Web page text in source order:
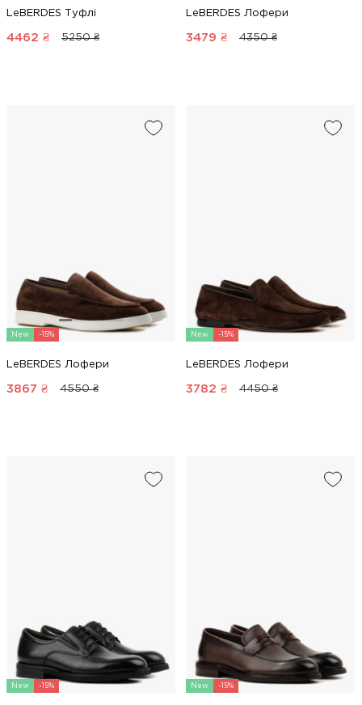
LeBERDES Туфлі
4462 ₴ 5250 ₴
LeBERDES Лофери
3479 ₴ 4350 ₴
New -15%
LeBERDES Лофери
3867 ₴ 4550 ₴
New -15%
LeBERDES Лофери
3782 ₴ 4450 ₴
New -15% New -15%